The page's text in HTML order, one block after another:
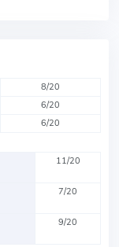
8/20
6/20
6/20
11/20
7/20
9/20